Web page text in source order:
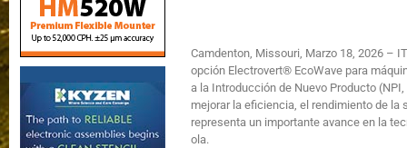
Camdenton, Missouri, Marzo 18, 2026 –
opción Electrovert® EcoWave para
a la Introducción de Nuevo Producto
mejorar la eficiencia, el rendimiento de la
representa un importante avance en la
ola.